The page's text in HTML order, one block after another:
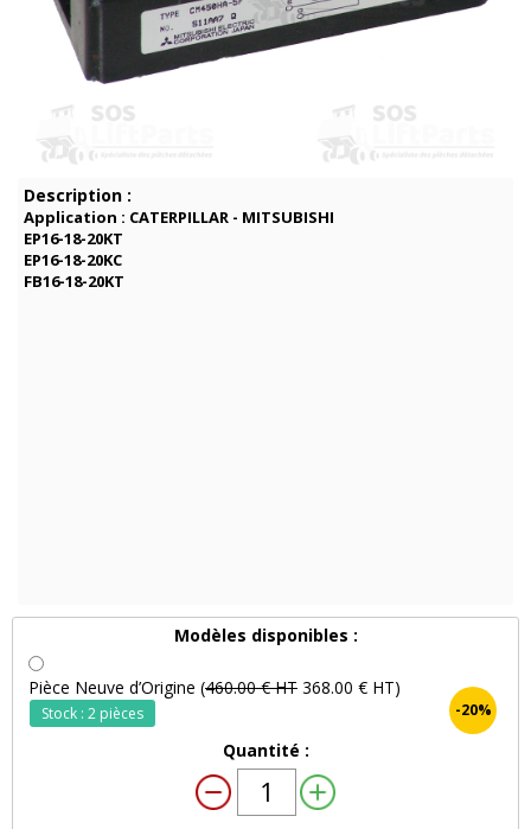
Description :
Application : CATERPILLAR - MITSUBISHI
EP16-18-20KT
EP16-18-20KC
FB16-18-20KT
Modèles disponibles :
Pièce Neuve d’Origine (460.00 € HT 368.00 € HT)
-20%
Stock : 2 pièces
Quantité :